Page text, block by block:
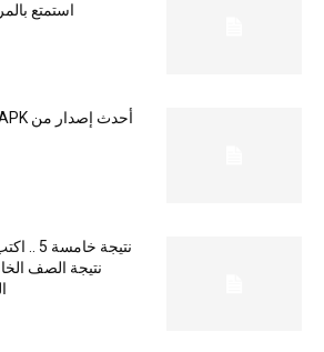
استمتع
نتيجة